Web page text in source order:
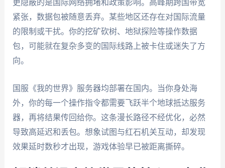
更隐蔽的是国际网络拥堵和政策影响。高峰期跨国带宽
紧张，数据包被随意丢弃。某些地区还存在对国际流量
的限制或干扰。你的挖矿砍树、地狱探险等操作数据
包，可能就在复杂多变的国际线路上被卡住或迷失了方
向。
国服《我的世界》服务器均部署在国内。当你身处海
外，你的每一个操作指令都需要飞跃半个地球抵达服务
器，再将结果传回给你。这条漫长路径不经优化，必然
导致高延迟和丢包。想象试图与红石机关互动，却发现
效果延时数秒才出现，游戏体验早已被距离撕碎。